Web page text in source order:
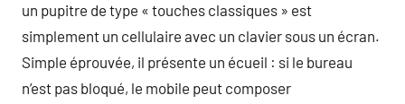
un pupitre de type « touches classiques » est
simplement un cellulaire avec un clavier sous un écran.
Simple éprouvée, il présente un écueil : si le bureau
n’est pas bloqué, le mobile peut composer